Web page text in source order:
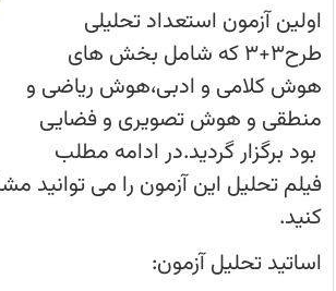
بخش‌های
هوش
کلامی
و
ادبی،هوش
ریاضی
منطقی
هوش
تصویری
و
فضایی
بود
گردید.در
ادامه
اولین آزمون استعداد تحلیلی
طرح3+3 که شامل بخش های
هوش کلامی و ادبی،هوش ریاضی و
منطقی و هوش تصویری و فضایی
بود برگزار گردید.در ادامه مطلب
فیلم تحلیل این آزمون را می توانید
کنید.
اساتید تحلیل آزمون: